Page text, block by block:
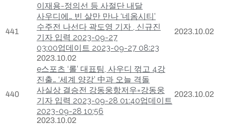
441
이재용-정의선 등 사절단 내달
사우디에… 빈 살만 만나 ‘네옴시티’
수주전 나선다 곽도영 기자 , 신규진
기자 입력 2023-09-27
03:00업데이트 2023-09-27 08:23
2023.10.02
2023.10.02
440
e스포츠 ‘롤’ 대표팀, 사우디 꺾고 4강
진출… ‘세계 양강’ 中과 오늘 격돌
사실상 결승전 강동웅항저우=강동웅
기자 입력 2023-09-28 01:40업데이트
2023-09-28 10:56
2023.10.02
2023.10.02